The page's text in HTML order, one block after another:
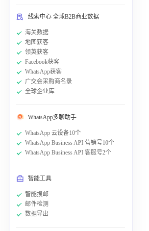
线索中心 全球B2B商业数据
海关数据
地图获客
领英获客
Facebook获客
WhatsApp获客
广交会采购商名录
全球企业库
WhatsApp多聊助手
WhatsApp 云设备10个
WhatsApp Business API 营销号10个
WhatsApp Business API 客服号2个
智能工具
智能搜邮
邮件检测
数据导出